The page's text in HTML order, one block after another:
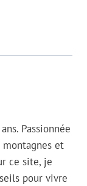
Passionnée
et
ce site, je
pour vivre